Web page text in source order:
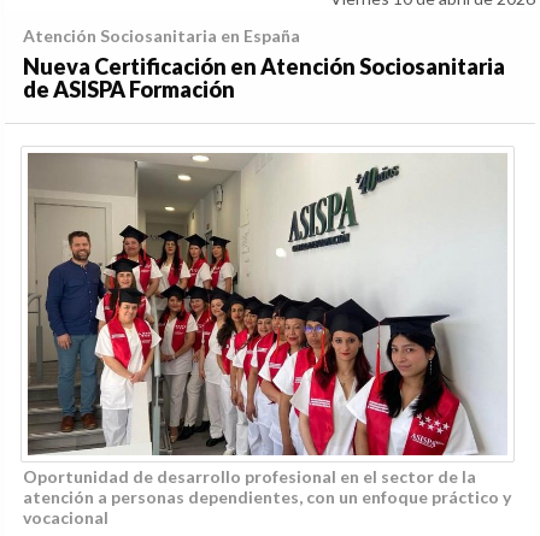
Atención Sociosanitaria en España
Nueva Certificación en Atención Sociosanitaria
de ASISPA Formación
Oportunidad de desarrollo profesional en el sector de la
atención a personas dependientes, con un enfoque práctico y
vocacional